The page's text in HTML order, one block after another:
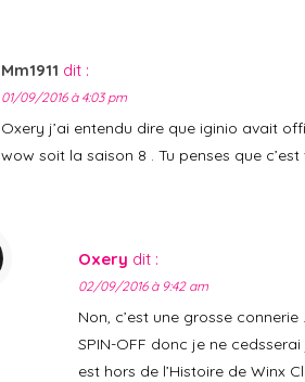
Mm1911 dit :
01/09/2016 à 4:03 pm
Oxery j’ai entendu dire que iginio avait
wow soit la saison 8 . Tu penses que c’est
Oxery dit :
02/09/2016 à 9:42 am
Non, c’est une grosse
SPIN-OFF donc je ne
est hors de l’Histoire de Winx